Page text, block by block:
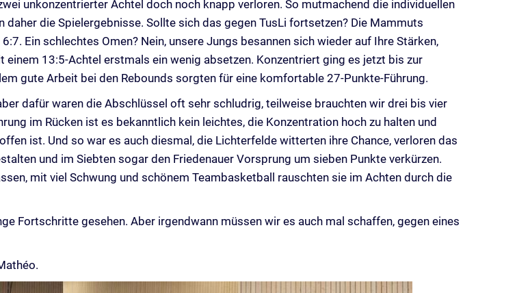
unkonzentrierter Achtel doch noch knapp verloren. So mutmachend die individuellen
die Spielergebnisse. Sollte sich das gegen TusLi fortsetzen? Die Mammuts
Ein schlechtes Omen? Nein, unsere Jungs besannen sich wieder auf Ihre Stärken,
einem 13:5-Achtel erstmals ein wenig absetzen. Konzentriert ging es jetzt bis zur
gute Arbeit bei den Rebounds sorgten für eine komfortable 27-Punkte-Führung.
dafür waren die Abschlüssel oft sehr schludrig, teilweise brauchten wir drei bis vier
im Rücken ist es bekanntlich kein leichtes, die Konzentration hoch zu halten und
ist. Und so war es auch diesmal, die Lichterfelde witterten ihre Chance, verloren das
und im Siebten sogar den Friedenauer Vorsprung um sieben Punkte verkürzen.
mit viel Schwung und schönem Teambasketball rauschten sie im Achten durch die
Fortschritte gesehen. Aber irgendwann müssen wir es auch mal schaffen, gegen eines